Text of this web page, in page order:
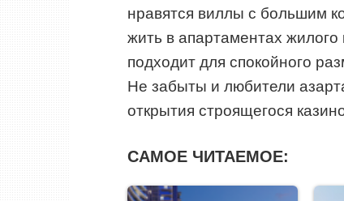
нравятся виллы с большим
жить в апартаментах
подходит для спокойного
Не забыты и любители
открытия строящегося
САМОЕ ЧИТАЕМОЕ: